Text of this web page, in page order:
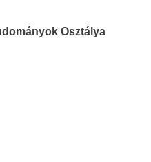
Osztálya